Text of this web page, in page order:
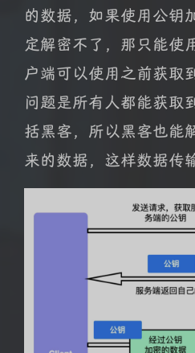
的数据，如果使用公钥
定解密不了，那只能使
户端可以使用之前获取
问题是所有人都能获取
括黑客，所以黑客也能
来的数据，这样数据传